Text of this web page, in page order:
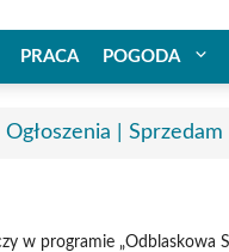
PRACA POGODA
|
w programie „Odblaskowa